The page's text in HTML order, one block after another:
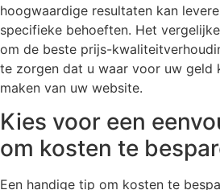
hoogwaardige resultaten kan
specifieke behoeften. Het
om de beste prijs-
te zorgen dat u waar voor uw geld
maken van uw website.
Kies voor een
om kosten te
Een handige tip om kosten te